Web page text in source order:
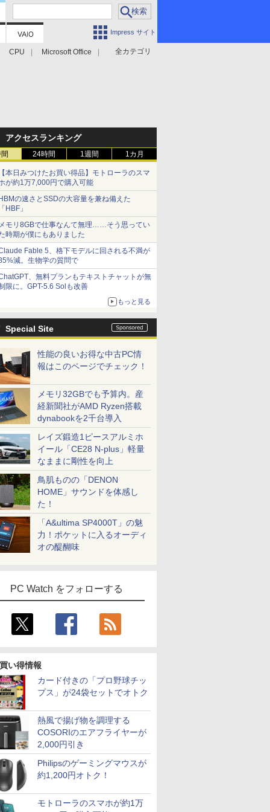
Impress サイト
全カテゴリ
CPU Microsoft Office
アクセスランキング
24時間 1週間 1カ月
本日みつけたお買い得品】モトローラのスマ
が約1万7,000円で購入可能
の速さとSSDの大容量を兼ね備えた
HBF」
モリ8GBで仕事なんて無理……そう思ってい
時期が僕にもありました
Fable 5、格下モデルに回される不満が
減。生物学の質問で
、無料プランもテキストチャットが無
限に。GPT-5.6 Solも改善
もっと見る
Special Site
性能の良いお得な中古PC情
報はこのページでチェック！
メモリ32GBでも予算内。産
経新聞社がAMD Ryzen搭載
dynabookを2千台導入
レイズ鍛造1ピースアルミホ
イール「CE28 N-plus」軽量
なままに剛性を向上
鳥肌ものの「DENON
HOME」サウンドを体感し
た！
「A&ultima SP4000T」の魅
力！ポケットに入るオーディ
オの醍醐味
PC Watch をフォローする
い得情報
カード付きの「プロ野球チッ
プス」が24袋セットでオトク
熱風で揚げ物を調理する
COSORIのエアフライヤーが
2,000円引き
Philipsのゲーミングマウスが
約1,200円オトク！
モトローラのスマホが約1万